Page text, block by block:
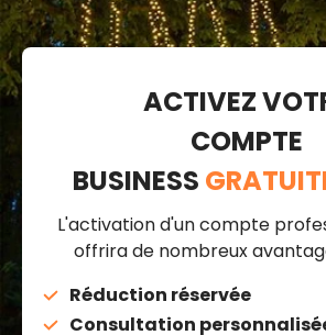
ACTIVEZ
COMPTE
BUSINESS
L'activation d'un compte
offrira de nombreux
Réduction réservée
Consultation